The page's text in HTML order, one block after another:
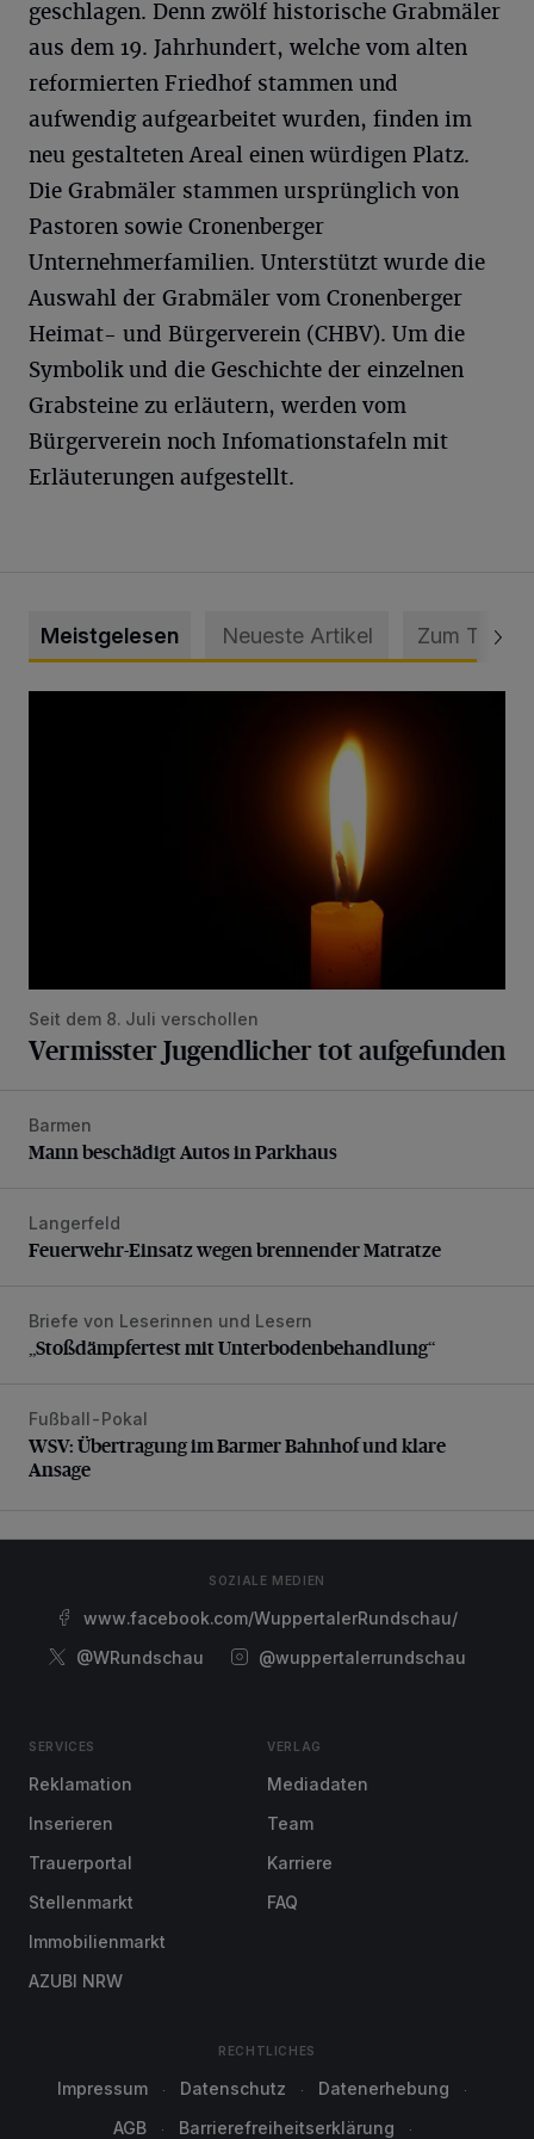
geschlagen. Denn zwölf historische Grabmäler
aus dem 19. Jahrhundert, welche vom alten
reformierten Friedhof stammen und
aufwendig aufgearbeitet wurden, finden im
neu gestalteten Areal einen würdigen Platz.
Die Grabmäler stammen ursprünglich von
Pastoren sowie Cronenberger
Unternehmerfamilien. Unterstützt wurde die
Auswahl der Grabmäler vom Cronenberger
Heimat- und Bürgerverein (CHBV). Um die
Symbolik und die Geschichte der einzelnen
Grabsteine zu erläutern, werden vom
Bürgerverein noch Infomationstafeln mit
Erläuterungen aufgestellt.
Meistgelesen Neueste Artikel Zum Thema
Seit dem 8. Juli verschollen
Vermisster Jugendlicher tot aufgefunden
Mann beschädigt Autos in Parkhaus
Barmen
Mann beschädigt Autos in Parkhaus
Feuerwehr-Einsatz wegen brennender Matratze
Langerfeld
Feuerwehr-Einsatz wegen brennender Matratze
„Stoßdämpfertest mit Unterbodenbehandlung“
Briefe von Leserinnen und Lesern
„Stoßdämpfertest mit Unterbodenbehandlung“
WSV: Übertragung im Barmer Bahnhof und klare Ansage
Fußball-Pokal
WSV: Übertragung im Barmer Bahnhof und klare
Ansage
SOZIALE MEDIEN
www.facebook.com/WuppertalerRundschau/
@WRundschau
@wuppertalerrundschau
SERVICES
Reklamation
Inserieren
Trauerportal
Stellenmarkt
Immobilienmarkt
AZUBI NRW
VERLAG
Mediadaten
Team
Karriere
FAQ
RECHTLICHES
Impressum Datenschutz
Datenerhebung
AGB
Barrierefreiheitserklärung